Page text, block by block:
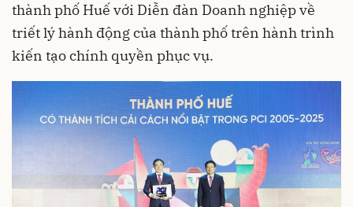
thành phố Huế với Diễn đàn Doanh nghiệp về
triết lý hành động của thành phố trên hành trình
kiến tạo chính quyền phục vụ.